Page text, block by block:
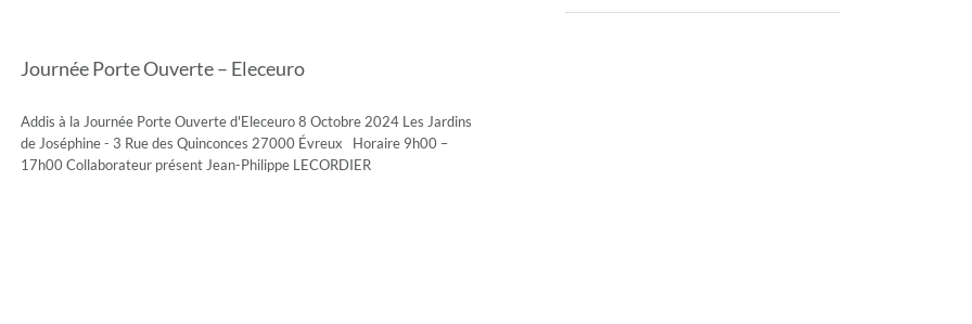
Journée Porte Ouverte – Eleceuro
Addis à la Journée Porte Ouverte d'Eleceuro 8 Octobre 2024 Les Jardins
de Joséphine - 3 Rue des Quinconces 27000 Évreux Horaire 9h00 –
17h00 Collaborateur présent Jean-Philippe LECORDIER